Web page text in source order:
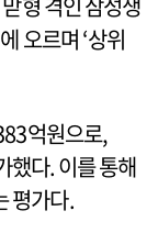
오르며 ‘상위
억원으로,
다. 이를 통해
평가다.